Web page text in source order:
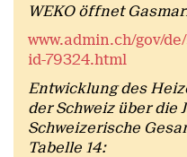
WEKO öffnet
www.admin.ch/gov/
id-79324.html
Entwicklung des
der Schweiz über die
Schweizerische
Tabelle 14: